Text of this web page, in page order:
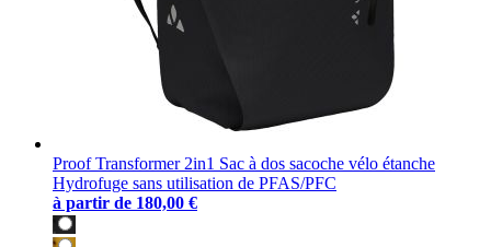
Proof Transformer 2in1 Sac à dos sacoche vélo étanche
Hydrofuge sans utilisation de PFAS/PFC
à partir de 180,00 €